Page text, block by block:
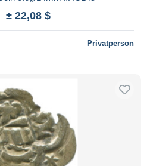
± 22,08 $
Privatperson